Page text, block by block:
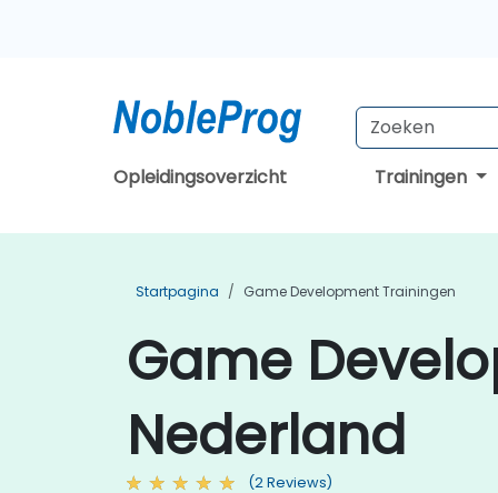
Opleidingsoverzicht Trainingen
Startpagina Game Development Trainingen
Game
Nederland
(2 Reviews)